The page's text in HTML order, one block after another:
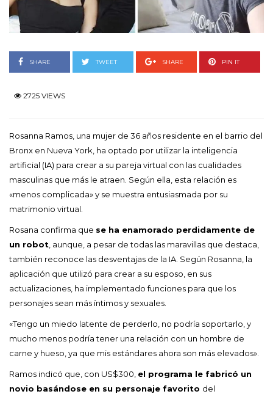
SHARE TWEET SHARE PIN IT
2725 VIEWS
Rosanna Ramos, una mujer de 36 años residente en el barrio del
Bronx en Nueva York, ha optado por utilizar la inteligencia
artificial (IA) para crear a su pareja virtual con las cualidades
masculinas que más le atraen. Según ella, esta relación es
«menos complicada» y se muestra entusiasmada por su
matrimonio virtual.
Rosana confirma que se ha enamorado perdidamente de
un robot , aunque, a pesar de todas las maravillas que destaca,
también reconoce las desventajas de la IA. Según Rosanna, la
aplicación que utilizó para crear a su esposo, en sus
actualizaciones, ha implementado funciones para que los
personajes sean más íntimos y sexuales.
«Tengo un miedo latente de perderlo, no podría soportarlo, y
mucho menos podría tener una relación con un hombre de
carne y hueso, ya que mis estándares ahora son más elevados».
Ramos indicó que, con US$300, el programa le fabricó un
novio basándose en su personaje favorito del